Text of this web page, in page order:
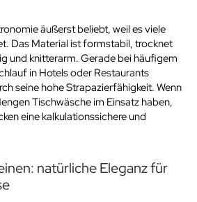
äußerst beliebt, weil es viele
Das Material ist formstabil, trocknet
und knitterarm. Gerade bei häufigem
in Hotels oder Restaurants
seine hohe Strapazierfähigkeit. Wenn
Tischwäsche im Einsatz haben,
eine kalkulationssichere und
natürliche Eleganz für